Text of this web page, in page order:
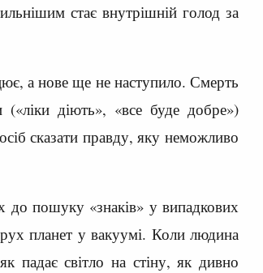
стає внутрішній голод за
а нове ще не наступило. Смерть
(«ліки діють», «все буде добре»)
сказати правду, яку неможливо
до пошуку «знаків» у випадкових
рух планет у вакуумі. Коли людина
падає світло на стіну, як дивно